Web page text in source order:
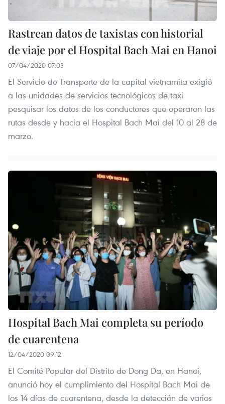
Rastrean datos de taxistas con historial
de viaje por el Hospital Bach Mai en Hanoi
07/04/2020 07:03
El Servicio de Transporte de la capital vietnamita exigió
a las unidades de servicios tecnológicos de taxi
pesquisar los datos de los conductores que operaron las
rutas desde y hacia el Hospital Bach Mai del 10 al 28 de
marzo.
Hospital Bach Mai completa su período
de cuarentena
12/04/2020 09:12
El Comité Popular del Distrito de Dong Da, en Hanoi,
anunció hoy el cumplimiento del Hospital Bach Mai de
los 14 días de cuarentena, desde la detección de varios